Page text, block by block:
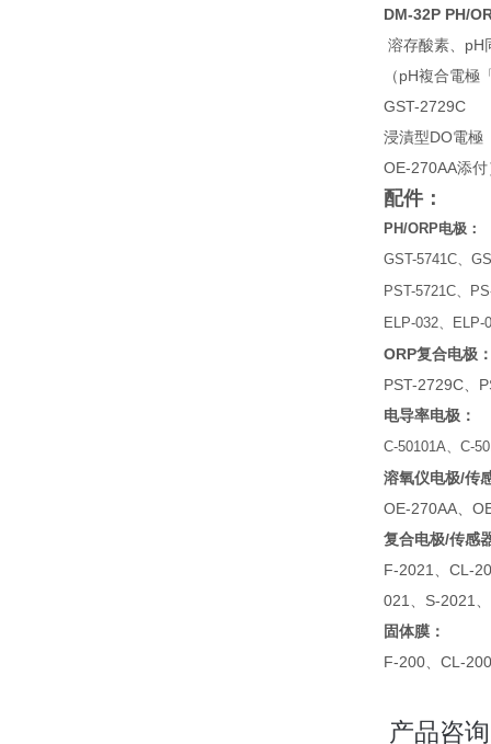
DM-32P PH/
溶存酸素、pH
（pH複合電極
GST-2729C
浸漬型DO電極
OE-270AA添付
配件：
PH/ORP电极：
GST-5741C、
PST-5721C、
ELP-032、 ELP-
ORP复合电极
PST-2729C
电导率电极：
C-50101A、 C-
溶氧仪电极/传
OE-270AA
复合电极/传感
F-2021
CL-
021
S-2021
固体膜：
F-200
CL-
产品咨询